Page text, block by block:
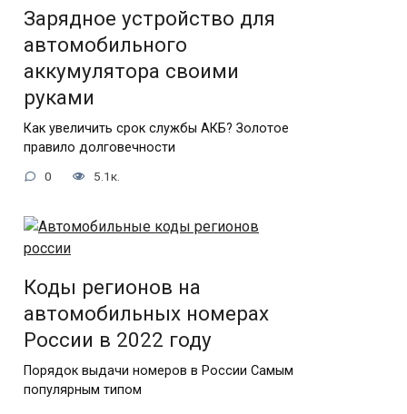
Зарядное устройство для
автомобильного
аккумулятора своими
руками
Как увеличить срок службы АКБ? Золотое
правило долговечности
0 5.1к.
Коды регионов на
автомобильных номерах
России в 2022 году
Порядок выдачи номеров в России Самым
популярным типом